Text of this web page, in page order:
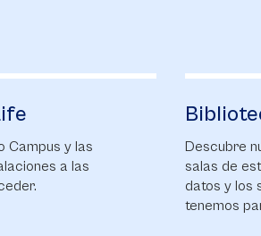
Campus y las
a las
Descubre
salas de
datos y los
tenemos